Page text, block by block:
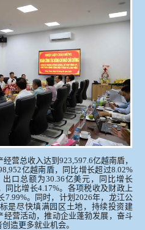
营总收入达到923,597.6亿越南盾，
亿越南盾，同比增长超过8.02%
出口总额为30.36亿美元，同比增长
同比增长4.17%。各项税收及财政上
7.99%。同时，计划2026年，龙江公
是尽快填满园区土地，持续投资建
营活动，推动企业蓬勃发展，奋斗
造更多就业机会。